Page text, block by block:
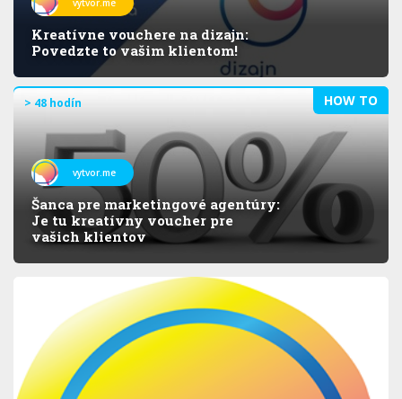
vytvor.me
Kreatívne vouchere na dizajn:
Povedzte to vašim klientom!
HOW TO
> 48 hodín
vytvor.me
Šanca pre marketingové agentúry:
Je tu kreatívny voucher pre
vašich klientov